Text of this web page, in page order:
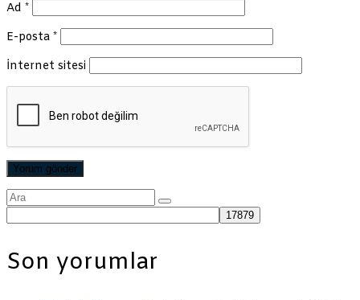
Ad *
E-posta *
İnternet sitesi
Şunu
ara:
Son yorumlar